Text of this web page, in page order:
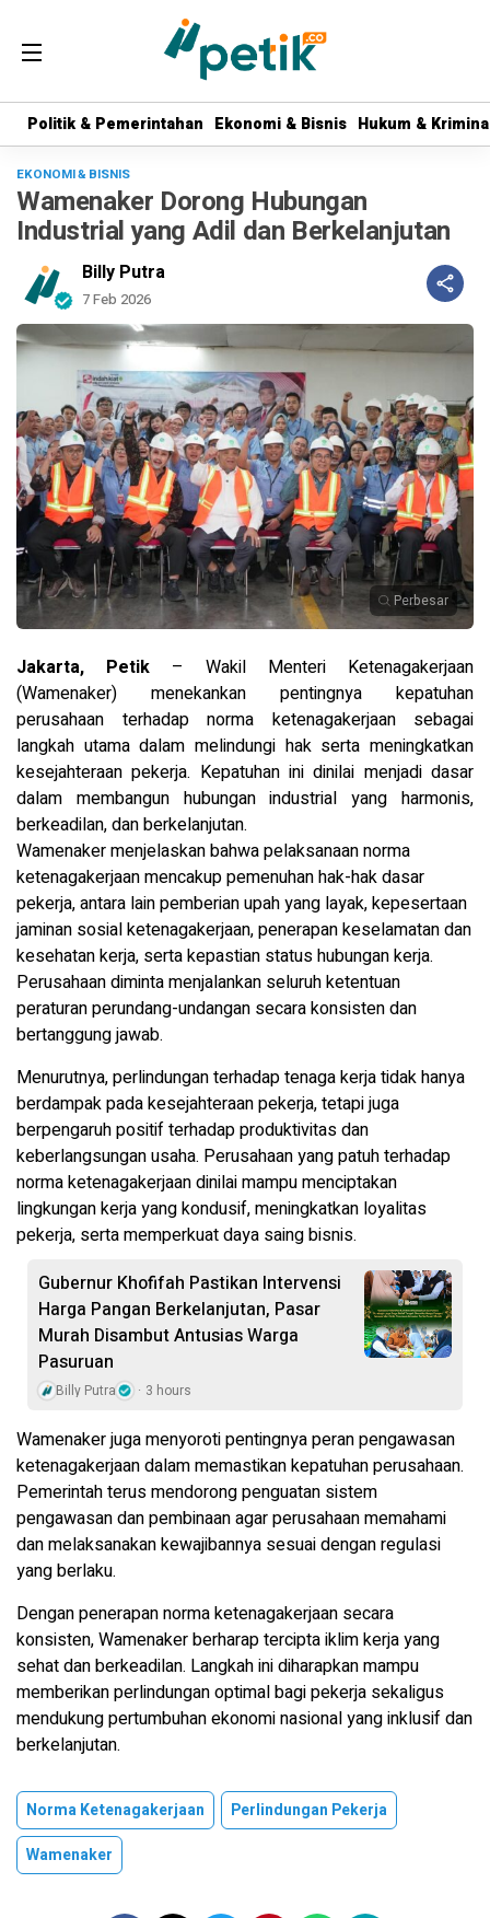
Politik & Pemerintahan Ekonomi & Bisnis Hukum &
Politik & Pemerintahan Ekonomi & Bisnis Hukum &
EKONOMI & BISNIS
Wamenaker Dorong Hubungan
Industrial yang Adil dan Berkelanjutan
Billy Putra
7 Feb 2026
Perbesar
Jakarta, Petik – Wakil Menteri Ketenagakerjaan
(Wamenaker) menekankan pentingnya kepatuhan
perusahaan terhadap norma ketenagakerjaan sebagai
langkah utama dalam melindungi hak serta meningkatkan
kesejahteraan pekerja. Kepatuhan ini dinilai menjadi dasar
dalam membangun hubungan industrial yang harmonis,
berkeadilan, dan berkelanjutan.
Wamenaker menjelaskan bahwa pelaksanaan norma
ketenagakerjaan mencakup pemenuhan hak-hak dasar
pekerja, antara lain pemberian upah yang layak, kepesertaan
jaminan sosial ketenagakerjaan, penerapan keselamatan dan
kesehatan kerja, serta kepastian status hubungan kerja.
Perusahaan diminta menjalankan seluruh ketentuan
peraturan perundang-undangan secara konsisten dan
bertanggung jawab.
Menurutnya, perlindungan terhadap tenaga kerja tidak hanya
berdampak pada kesejahteraan pekerja, tetapi juga
berpengaruh positif terhadap produktivitas dan
keberlangsungan usaha. Perusahaan yang patuh terhadap
norma ketenagakerjaan dinilai mampu menciptakan
lingkungan kerja yang kondusif, meningkatkan loyalitas
pekerja, serta memperkuat daya saing bisnis.
Gubernur Khofifah Pastikan Intervensi
Harga Pangan Berkelanjutan, Pasar
Murah Disambut Antusias Warga
Pasuruan
Billy Putra 3 hours
Wamenaker juga menyoroti pentingnya peran pengawasan
ketenagakerjaan dalam memastikan kepatuhan perusahaan.
Pemerintah terus mendorong penguatan sistem
pengawasan dan pembinaan agar perusahaan memahami
dan melaksanakan kewajibannya sesuai dengan regulasi
yang berlaku.
Dengan penerapan norma ketenagakerjaan secara
konsisten, Wamenaker berharap tercipta iklim kerja yang
sehat dan berkeadilan. Langkah ini diharapkan mampu
memberikan perlindungan optimal bagi pekerja sekaligus
mendukung pertumbuhan ekonomi nasional yang inklusif dan
berkelanjutan.
Norma Ketenagakerjaan
Perlindungan Pekerja
Wamenaker